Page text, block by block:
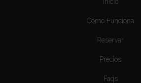
Cómo Funciona
Reservar
Precios
Faqs